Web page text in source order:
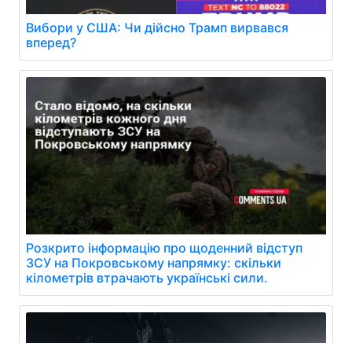
Вибори у США: Чи дійсно Трамп вирвався
вперед?
Розкрито інформацію про щоденний відступ
ЗСУ на Покровському напрямку: скільки
кілометрів втрачають українські сили.